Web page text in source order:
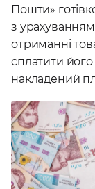
Пошти»
з
отриманні
сплатити його
накладений